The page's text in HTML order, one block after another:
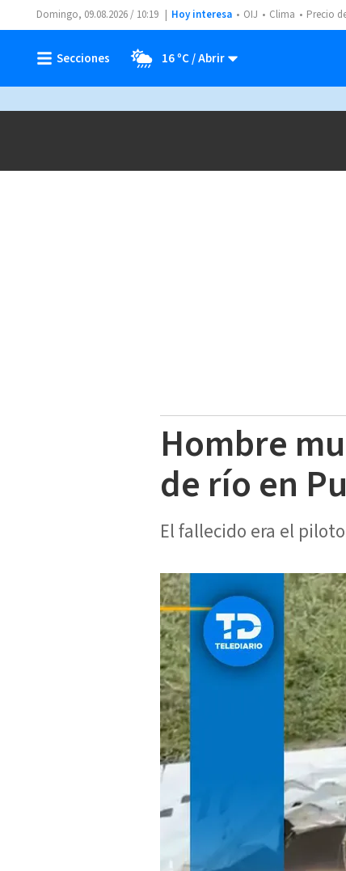
Domingo, 09.08.2026 / 10:19 Hoy interesa OIJ Clima Precio
16 ºC
Hombre
de río en
El fallecido era el